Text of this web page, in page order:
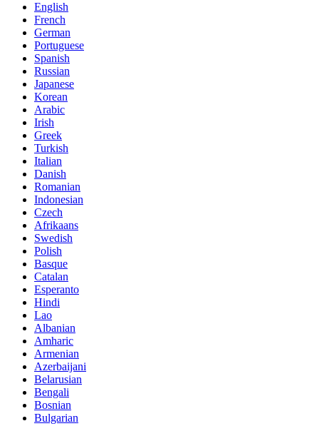
English
French
German
Portuguese
Spanish
Russian
Japanese
Korean
Arabic
Irish
Greek
Turkish
Italian
Danish
Romanian
Indonesian
Czech
Afrikaans
Swedish
Polish
Basque
Catalan
Esperanto
Hindi
Lao
Albanian
Amharic
Armenian
Azerbaijani
Belarusian
Bengali
Bosnian
Bulgarian